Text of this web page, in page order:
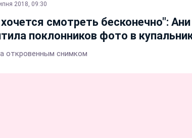
2018, 09:30
смотреть бесконечно": Ани
поклонников фото в
откровенным снимком